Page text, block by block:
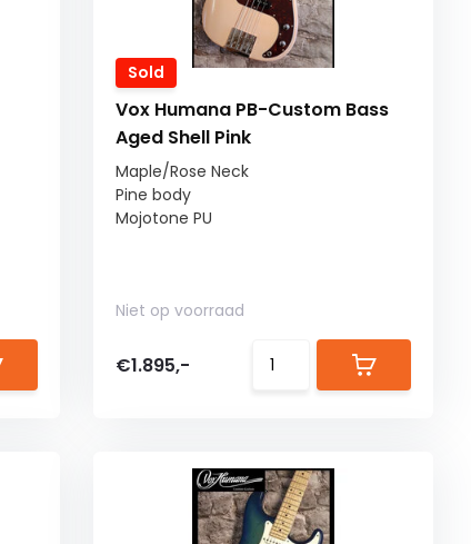
Sold
Vox Humana PB-Custom Bass
Aged Shell Pink
Maple/Rose Neck
Pine body
Mojotone PU
Niet op voorraad
€1.895,-